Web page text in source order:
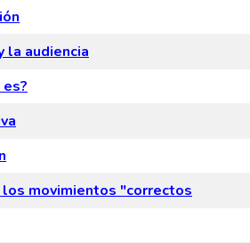
la audiencia
los movimientos "correctos